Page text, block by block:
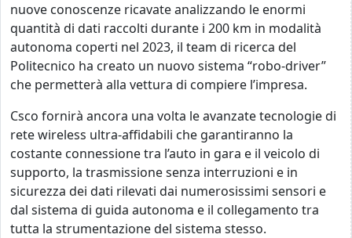
nuove conoscenze ricavate analizzando le enormi
quantità di dati raccolti durante i 200 km in modalità
autonoma coperti nel 2023, il team di ricerca del
Politecnico ha creato un nuovo sistema “robo-driver”
che permetterà alla vettura di compiere l’impresa.
Csco fornirà ancora una volta le avanzate tecnologie di
rete wireless ultra-affidabili che garantiranno la
costante connessione tra l’auto in gara e il veicolo di
supporto, la trasmissione senza interruzioni e in
sicurezza dei dati rilevati dai numerosissimi sensori e
dal sistema di guida autonoma e il collegamento tra
tutta la strumentazione del sistema stesso.